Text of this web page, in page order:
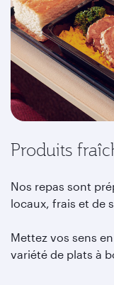
Produits
Nos repas sont
locaux, frais et de
Mettez vos sens
variété de plats à